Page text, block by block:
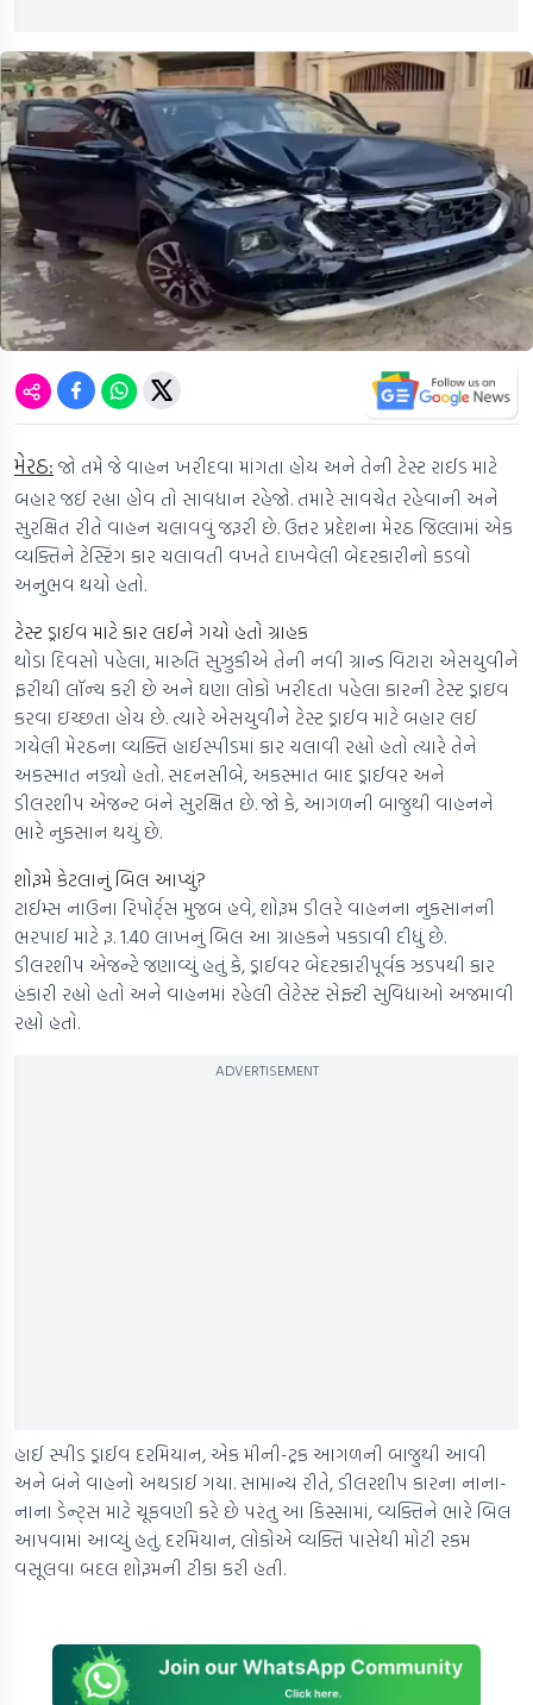
મેરઠ: જો તમે જે વાહન ખરીદવા માંગતા હોય અને તેની ટેસ્ટ રાઈડ માટે
બહાર જઈ રહ્યા હોવ તો સાવધાન રહેજો. તમારે સાવચેત રહેવાની અને
સુરક્ષિત રીતે વાહન ચલાવવું જરૂરી છે. ઉત્તર પ્રદેશના મેરઠ જિલ્લામાં એક
વ્યક્તિને ટેસ્ટિંગ કાર ચલાવતી વખતે દાખવેલી બેદરકારીનો કડવો
અનુભવ થયો હતો.
ટેસ્ટ ડ્રાઈવ માટે કાર લઈને ગયો હતો ગ્રાહક
થોડા દિવસો પહેલા, મારુતિ સુઝુકીએ તેની નવી ગ્રાન્ડ વિટારા એસયુવીને
ફરીથી લૉન્ચ કરી છે અને ઘણા લોકો ખરીદતા પહેલા કારની ટેસ્ટ ડ્રાઇવ
કરવા ઇચ્છતા હોય છે. ત્યારે એસયુવીને ટેસ્ટ ડ્રાઈવ માટે બહાર લઈ
ગયેલી મેરઠના વ્યક્તિ હાઈસ્પીડમાં કાર ચલાવી રહ્યો હતો ત્યારે તેને
અકસ્માત નડ્યો હતો. સદનસીબે, અકસ્માત બાદ ડ્રાઈવર અને
ડીલરશીપ એજન્ટ બંને સુરક્ષિત છે. જો કે, આગળની બાજુથી વાહનને
ભારે નુકસાન થયું છે.
શોરૂમે કેટલાનું બિલ આપ્યું?
ટાઈમ્સ નાઉના રિપોર્ટ્સ મુજબ હવે, શોરૂમ ડીલરે વાહનના નુકસાનની
ભરપાઈ માટે રૂ. 1.40 લાખનું બિલ આ ગ્રાહકને પકડાવી દીધું છે.
ડીલરશીપ એજન્ટે જણાવ્યું હતું કે, ડ્રાઈવર બેદરકારીપૂર્વક ઝડપથી કાર
હંકારી રહ્યો હતો અને વાહનમાં રહેલી લેટેસ્ટ સેફ્ટી સુવિધાઓ અજમાવી
રહ્યો હતો.
ADVERTISEMENT
હાઈ સ્પીડ ડ્રાઈવ દરમિયાન, એક મીની-ટ્રક આગળની બાજુથી આવી
અને બંને વાહનો અથડાઈ ગયા. સામાન્ય રીતે, ડીલરશીપ કારના નાના-
નાના ડેન્ટ્સ માટે ચૂકવણી કરે છે પરંતુ આ કિસ્સામાં, વ્યક્તિને ભારે બિલ
આપવામાં આવ્યું હતું. દરમિયાન, લોકોએ વ્યક્તિ પાસેથી મોટી રકમ
વસૂલવા બદલ શોરૂમની ટીકા કરી હતી.